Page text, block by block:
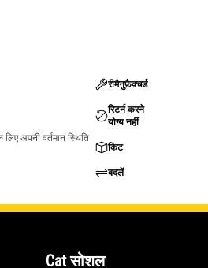
अपनी वर्तमान स्थिति
रीमैनुफ़ैक्चर्ड
रिटर्न करने
योग्य नहीं
किट
बदलें
Cat सोशल